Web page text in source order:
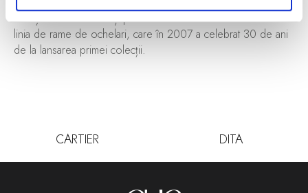
Creațiile vestimentare și parfumurile Azzaro au fost urmate de
linia de rame de ochelari, care în 2007 a celebrat 30 de ani
de la lansarea primei colecții.
CARTIER DITA